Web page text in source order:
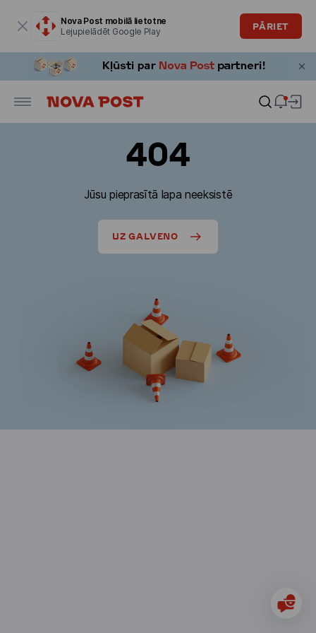
Nova Post mobilā lietotne
Lejupielādēt Google Play
PĀRIET
404
Jūsu pieprasītā lapa neeksistē
UZ GALVENO